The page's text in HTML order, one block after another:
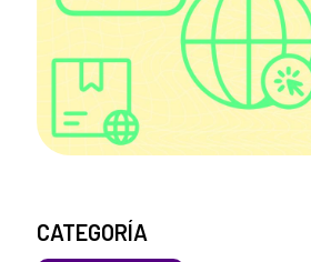
CATEGORÍA